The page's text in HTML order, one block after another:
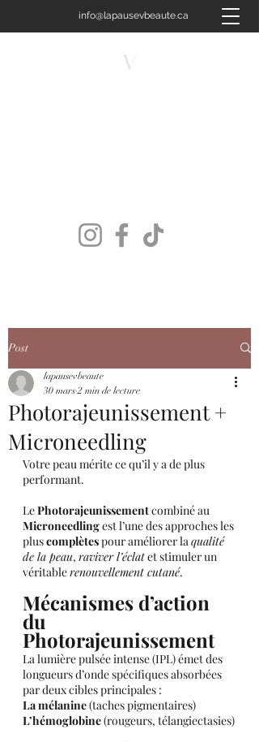
info@lapausevbeaute.ca
Post
Photorajeunissement +
Microneedling
lapausevbeaute
30 mars 2 min de lecture
Votre peau mérite ce qu’il y a de plus
performant.
Le Photorajeunissement combiné au
Microneedling est l’une des approches les
plus complètes pour améliorer la qualité
de la peau, raviver l’éclat et stimuler un
véritable renouvellement cutané.
Mécanismes d’action
du
Photorajeunissement
La lumière pulsée intense (IPL) émet des
longueurs d’onde spécifiques absorbées
par deux cibles principales :
La mélanine (taches pigmentaires)
L’hémoglobine (rougeurs, télangiectasies)